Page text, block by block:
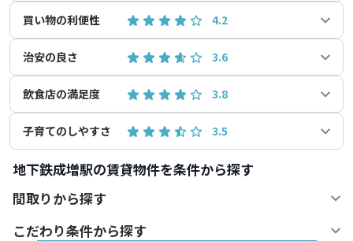
買い物の利便性 4.2
治安の良さ 3.6
飲食店の満足度 3.8
子育てのしやすさ 3.5
地下鉄成増駅の賃貸物件を条件から探す
間取りから探す
こだわり条件から探す